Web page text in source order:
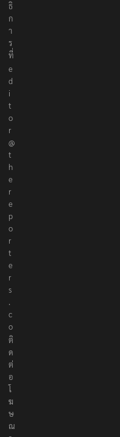
ธิ
ก
า
ร
ที่
e
d
i
t
o
r
@
t
h
e
r
e
p
o
r
t
e
r
s
.
c
o
ติ
ด
ต่
อ
โ
ฆ
ษ
ณ